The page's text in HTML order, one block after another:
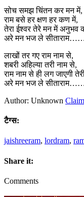
सोच समझ चिंतन कर मन में,
राम बसे हर क्षण हर कण में,
तेरा ईश्वर तेरे मन में अनुभव
अरे मन भज ले
लाखों तर गए राम नाम से,
शबरी अहिल्या तरी नाम से,
राम नाम से ही लग जाएगी
अरे मन भज ले
Author: Unknown
टैग्स:
jaishreeram, lordram,
Share it:
Comments